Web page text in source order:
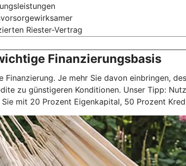
Riester-Vertrag
Finanzierungsbasis
Finanzierung. Je mehr Sie davon einbringen,
zu günstigeren Konditionen. Unser Tipp:
mit 20 Prozent Eigenkapital, 50 Prozent